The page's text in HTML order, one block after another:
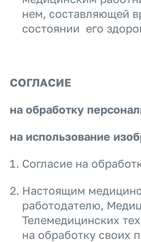
нем, составляющей
состоянии его
СОГЛАСИЕ
на обработку
на использование
Согласие на
Настоящим
работодателю,
Телемедицинских
на обработку своих